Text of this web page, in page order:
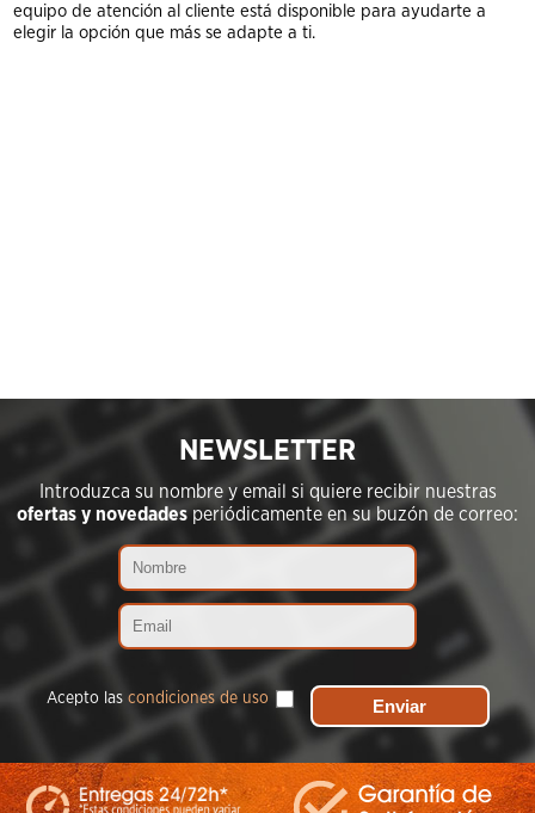
equipo de atención al cliente está disponible para ayudarte a
elegir la opción que más se adapte a ti.
NEWSLETTER
Introduzca su nombre y email si quiere recibir nuestras
ofertas y novedadesperiódicamente en su buzón de correo:
Acepto las condiciones de uso